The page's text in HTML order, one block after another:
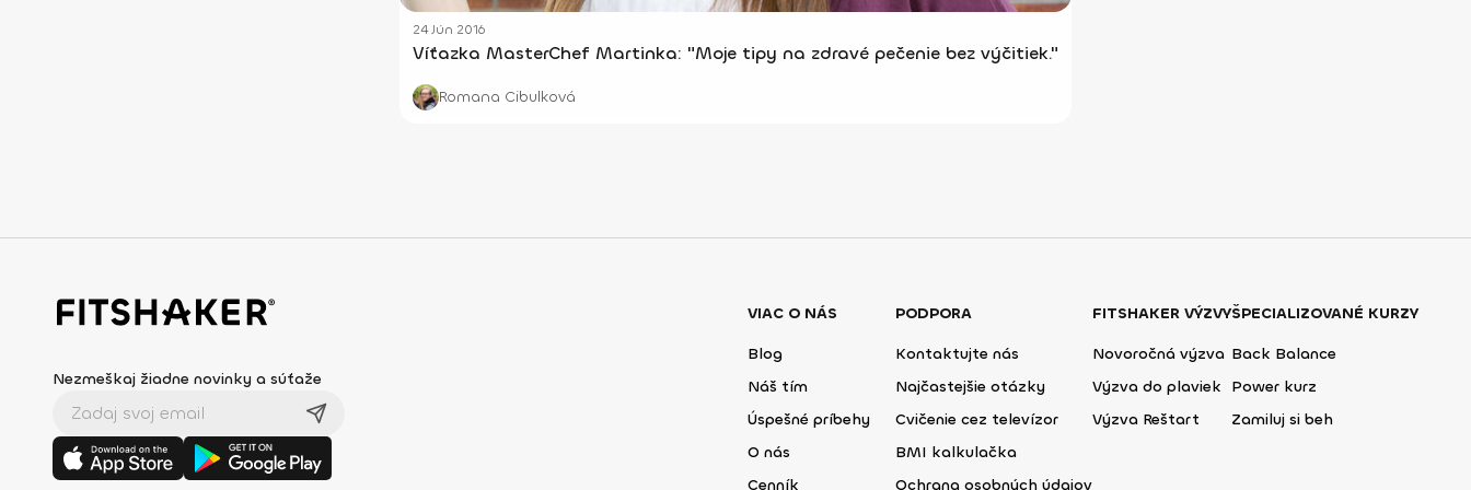
24 Jún 2016
Víťazka MasterChef Martinka: "Moje tipy na zdravé pečenie bez výčitiek."
Romana Cibulková
Nezmeškaj žiadne novinky a súťaže
VIAC O NÁS
Blog
Náš tím
Úspešné príbehy
O nás
Cenník
PODPORA
Kontaktujte nás
Najčastejšie otázky
Cvičenie cez televízor
BMI kalkulačka
Ochrana osobných údajov
FITSHAKER VÝZVY
Novoročná výzva
Výzva do plaviek
Výzva Reštart
ŠPECIALIZOVANÉ KURZY
Back Balance
Power kurz
Zamiluj si beh